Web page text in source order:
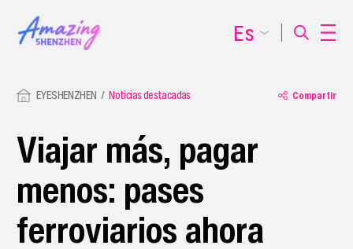
EYESHENZHEN Noticias destacadas Compartir
Viajar más, pagar
menos: pases
ferroviarios ahora
Es